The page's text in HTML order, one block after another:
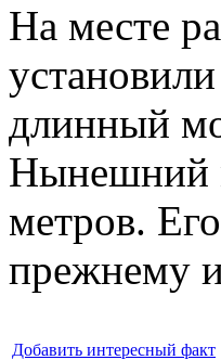
На месте
длинный
Нынешний
метров.
прежнему
Добавить интересный факт